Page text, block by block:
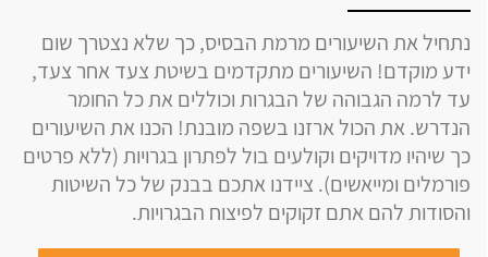
נתחיל את השיעורים מרמת הבסיס, כך שלא נצטרך שום
ידע מוקדם! השיעורים מתקדמים בשיטת צעד אחר צעד,
עד לרמה הגבוהה של הבגרות וכוללים את כל החומר
הנדרש. את הכול ארזנו בשפה מובנת! הכנו את השיעורים
כך שיהיו מדויקים וקולעים בול לפתרון בגרויות (ללא פרטים
פורמלים ומייאשים). ציידנו אתכם בבנק של כל השיטות
והסודות להם אתם זקוקים לפיצוח הבגרויות.